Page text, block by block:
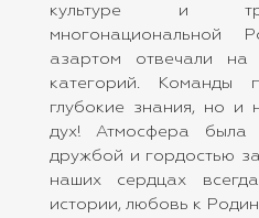
культуре и
многонациональной
азартом отвечали
категорий. Команды
глубокие знания, но и
дух! Атмосфера была
дружбой и гордостью
наших сердцах
истории, любовь к